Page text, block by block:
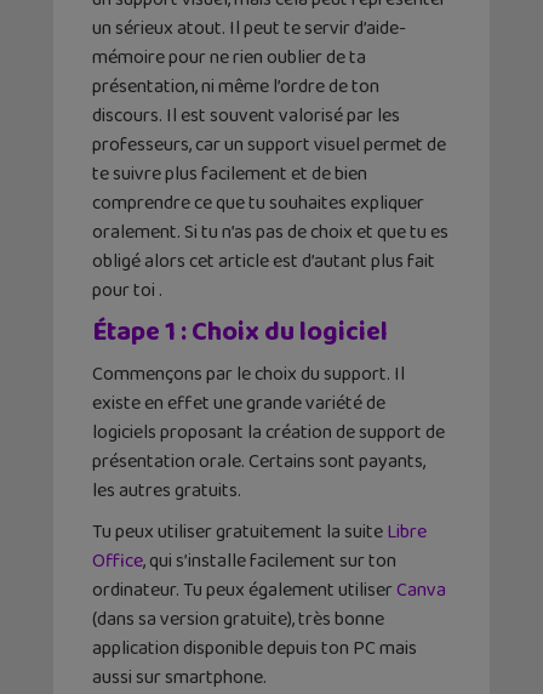
un sérieux atout. Il peut te servir d’aide-
mémoire pour ne rien oublier de ta
présentation, ni même l’ordre de ton
discours. Il est souvent valorisé par les
professeurs, car un support visuel permet de
te suivre plus facilement et de bien
comprendre ce que tu souhaites expliquer
oralement. Si tu n’as pas de choix et que tu es
obligé alors cet article est d’autant plus fait
pour toi .
Étape 1 : Choix du logiciel
Commençons par le choix du support. Il
existe en effet une grande variété de
logiciels proposant la création de support de
présentation orale. Certains sont payants,
les autres gratuits.
Tu peux utiliser gratuitement la suiteLibre
Office, qui s’installe facilement sur ton
ordinateur. Tu peux également utiliserCanva
(dans sa version gratuite), très bonne
application disponible depuis ton PC mais
aussi sur smartphone.